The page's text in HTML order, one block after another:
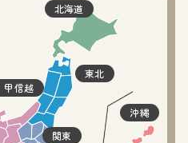
北海道
東北
関東
甲信越
沖縄